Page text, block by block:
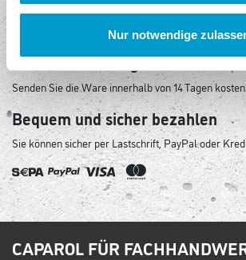
Nur notwendige
Sicheres Einkaufen
Unser Shop ist mit modernster Sicherheitssoftware
Kostenlose Rückgabe
Senden Sie die Ware innerhalb von 14 Tagen
Bequem und sicher bezahlen
Sie können sicher per Lastschrift, PayPal oder
CAPAROL FÜR